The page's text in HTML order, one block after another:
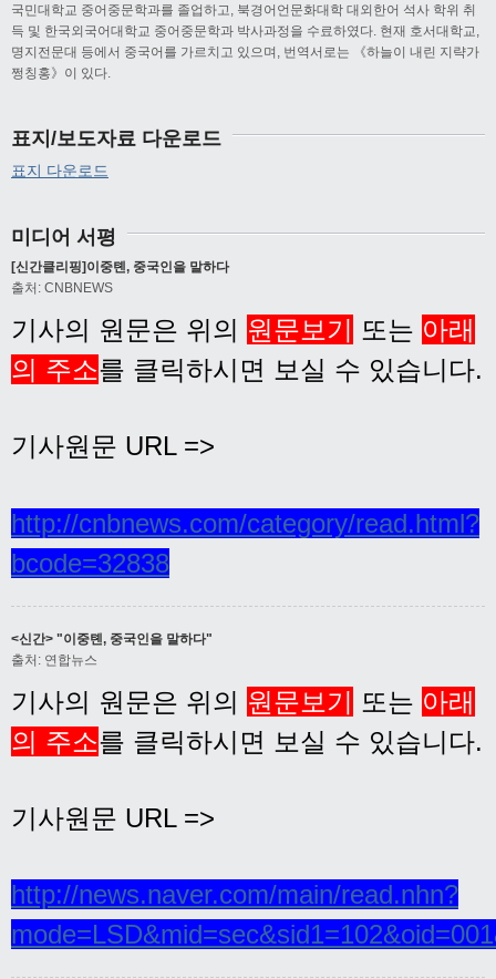
국민대학교 중어중문학과를 졸업하고, 북경어언문화대학 대외한어 석사 학위 취
득 및 한국외국어대학교 중어중문학과 박사과정을 수료하였다. 현재 호서대학교,
명지전문대 등에서 중국어를 가르치고 있으며, 번역서로는 《하늘이 내린 지략가
쩡칭홍》이 있다.
표지/보도자료 다운로드
표지 다운로드
미디어 서평
[신간클리핑]이중톈, 중국인을 말하다
출처: CNBNEWS
기사의 원문은 위의 원문보기 또는 아래
의 주소를 클릭하시면 보실 수 있습니다.
기사원문 URL =>
http://cnbnews.com/category/read.html?
bcode=32838
<신간> "이중톈, 중국인을 말하다"
출처: 연합뉴스
기사의 원문은 위의 원문보기 또는 아래
의 주소를 클릭하시면 보실 수 있습니다.
기사원문 URL =>
http://news.naver.com/main/read.nhn?